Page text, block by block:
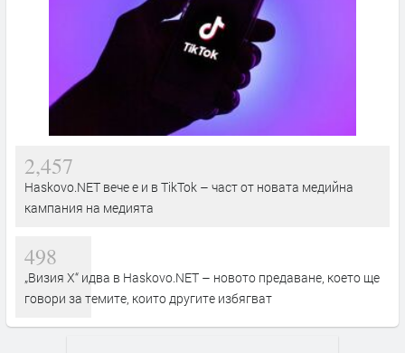
2,457
Haskovo.NET вече е и в TikTok – част от новата медийна
кампания на медията
498
„Визия Х“ идва в Haskovo.NET – новото предаване, което ще
говори за темите, които другите избягват